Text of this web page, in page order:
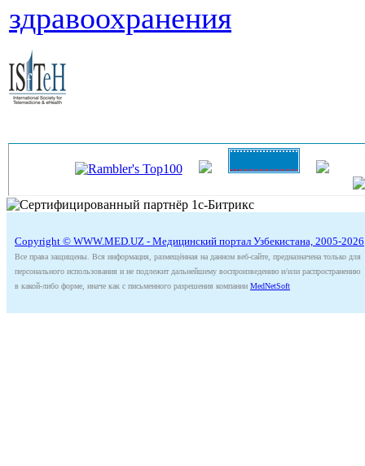
здравоохранения
Copyright © WWW.MED.UZ - Медицинский портал Узбекистана, 2005-2026
Все права защищены. Вся информация, размещённая на данном веб-сайте, предназначена только для
персонального использования и не подлежит дальнейшему воспроизведению и/или распространению
в какой-либо форме, иначе как с письменного разрешения компании MedNetSoft